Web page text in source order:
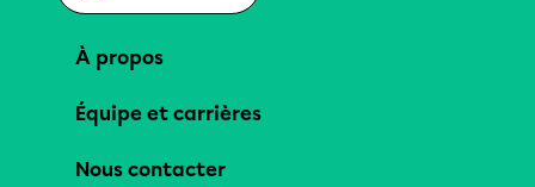
À propos
Équipe et carrières
Nous contacter